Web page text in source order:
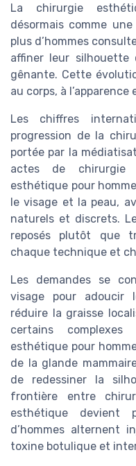
La chirurgie
désormais comme
plus d’hommes
affiner leur silhouette
gênante. Cette
au corps, à
Les chiffres
progression de la
portée par la
actes de chirurgie
esthétique pour
le visage et la peau,
naturels et discrets.
reposés plutôt que
chaque technique et
Les demandes se
visage pour adoucir
réduire la graisse
certains
esthétique pour
de la glande
de redessiner la
frontière entre
esthétique devient
d’hommes alternent
toxine botulique et